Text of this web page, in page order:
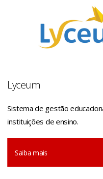
Lyceum
Sistema de gestão
instituições de ensino.
Saiba mais